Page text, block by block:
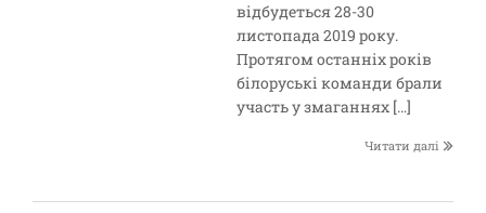
відбудеться 28-30
листопада 2019 року.
Протягом останніх років
білоруські команди брали
участь у змаганнях […]
Читати далі